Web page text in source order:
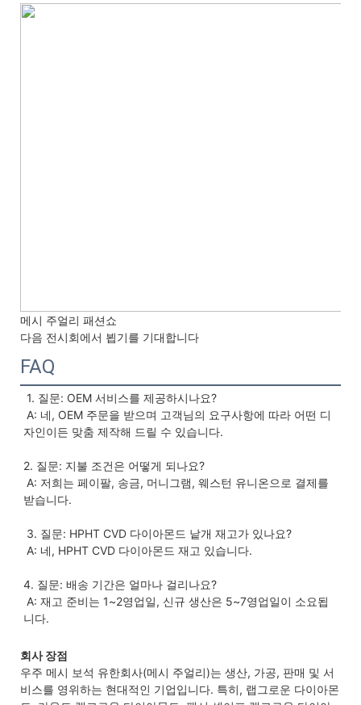
메시 주얼리 패션쇼
다음 전시회에서 뵙기를 기대합니다
FAQ
1. 질문: OEM 서비스를 제공하시나요?
자인이든 맞춤 제작해 드릴 수 있습니다.
2. 질문: 지불 조건은 어떻게 되나요?
받습니다.
3. 질문: HPHT CVD 다이아몬드 낱개 재고가 있나요?
A: 네, HPHT CVD 다이아몬드 재고 있습니다.
4. 질문: 배송 기간은 얼마나 걸리나요?
니다.
회사 장점
우주 메시 보석 유한회사(메시 주얼리)는 생산, 가공, 판매 및 서
비스를 영위하는 현대적인 기업입니다. 특히, 랩그로운 다이아몬